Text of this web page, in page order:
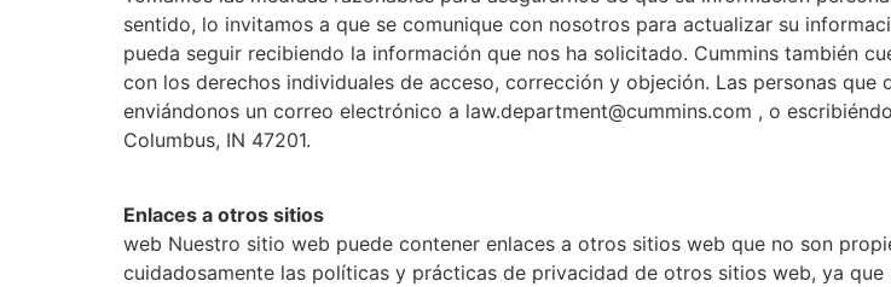
sentido, lo invitamos a que se comunique con nosotros para actualizar su
pueda seguir recibiendo la información que nos ha solicitado. Cummins también
con los derechos individuales de acceso, corrección y objeción. Las personas
enviándonos un correo electrónico a law.department@cummins.com , o
Columbus, IN 47201.
Enlaces a otros sitios
web Nuestro sitio web puede contener enlaces a otros sitios web que no son
cuidadosamente las políticas y prácticas de privacidad de otros sitios web, ya